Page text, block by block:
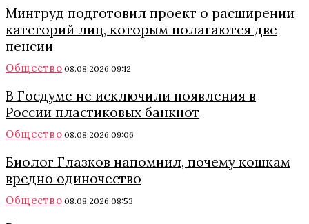
Минтруд подготовил проект о расширении
категорий лиц, которым полагаются две
пенсии
Общество 08.08.2026 09:12
В Госдуме не исключили появления в
России пластиковых банкнот
Общество 08.08.2026 09:06
Биолог Глазков напомнил, почему кошкам
вредно одиночество
Общество 08.08.2026 08:53